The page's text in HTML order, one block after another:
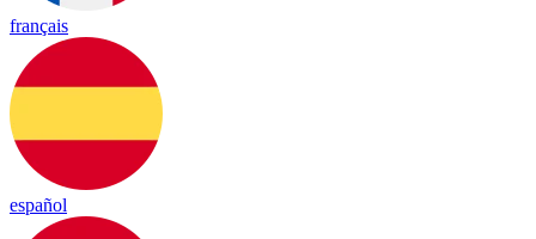
français
español